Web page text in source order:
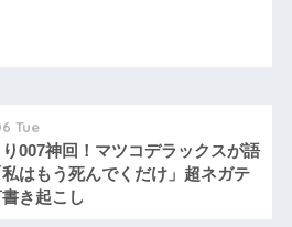
Tue
り007神回！マツコデラックスが語
はもう死んでくだけ」超ネガテ
き起こし